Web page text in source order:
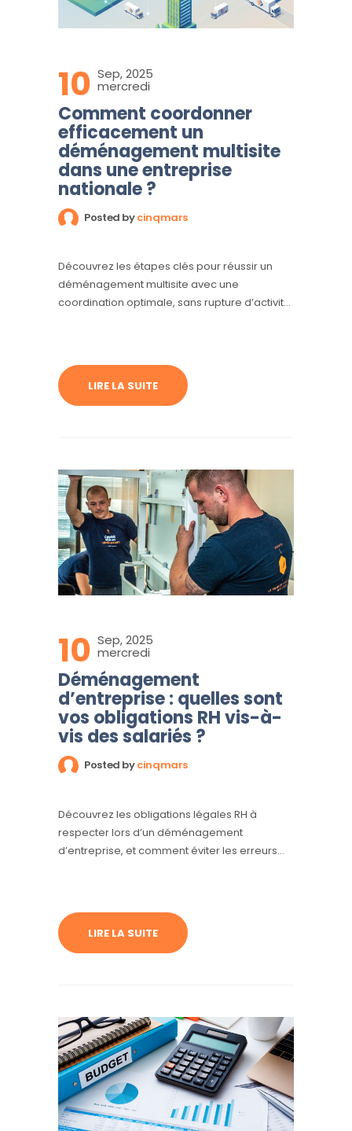
10 Sep, 2025
mercredi
Comment coordonner
efficacement un
déménagement multisite
dans une entreprise
nationale ?
Posted bycinqmars
Découvrez les étapes clés pour réussir un
déménagement multisite avec une
coordination optimale, sans rupture d’activité
LIRE LA SUITE
10 Sep, 2025
mercredi
Déménagement
d’entreprise : quelles sont
vos obligations RH vis-à-
vis des salariés ?
Posted bycinqmars
Découvrez les obligations légales RH à
respecter lors d’un déménagement
d’entreprise, et comment éviter les erreurs
LIRE LA SUITE